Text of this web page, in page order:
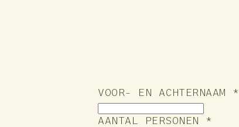
VOOR- EN ACHTERNAAM *
AANTAL PERSONEN *